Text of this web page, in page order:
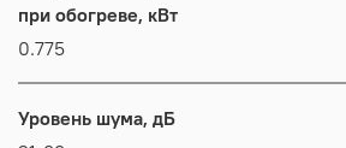
при обогреве, кВт
0.775
Уровень шума, дБ